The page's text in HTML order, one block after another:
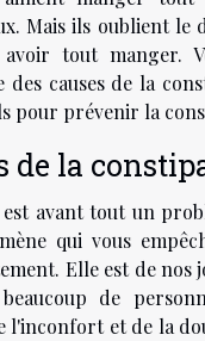
Mais ils oublient le
avoir tout manger.
causes de la
pour prévenir la
de la
avant tout un
qui vous
Elle est de nos
de
l'inconfort et de la